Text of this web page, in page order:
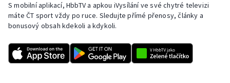
Stolní tenis
Triatlon
S mobilní aplikací, HbbTV a apkou iVysílání ve své chytré televizi
máte ČT sport vždy po ruce. Sledujte přímé přenosy, články a
bonusový obsah kdekoli a kdykoli.